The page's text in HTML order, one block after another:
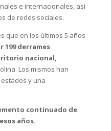
e internacionales, así
de redes sociales.
que en los últimos 5 años
199 derrames
nacional,
Los mismos han
y una
continuado de
años.